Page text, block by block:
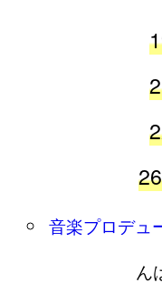
音楽プロデュ
ん